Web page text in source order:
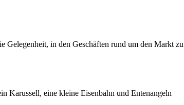
Gelegenheit, in den Geschäften rund um den Markt zu
Karussell, eine kleine Eisenbahn und Entenangeln